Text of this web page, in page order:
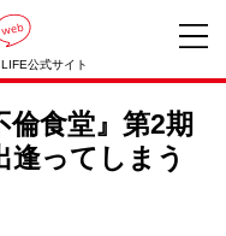
公式サイト
食堂』第2期
逢ってしまう